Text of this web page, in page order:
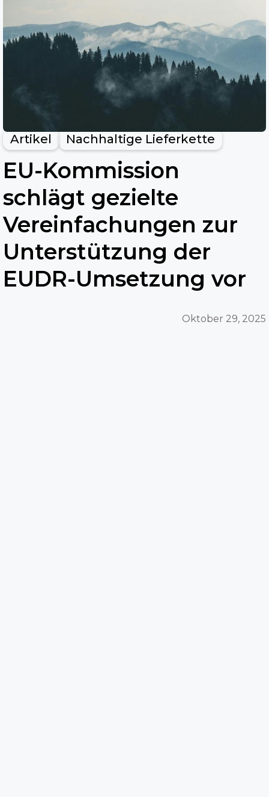
Artikel Nachhaltige Lieferkette
EU-Kommission
schlägt gezielte
Vereinfachungen zur
Unterstützung der
EUDR-Umsetzung vor
Oktober 29, 2025